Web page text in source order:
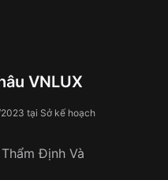
VNLUX
tại Sở kế hoạch
Định Và